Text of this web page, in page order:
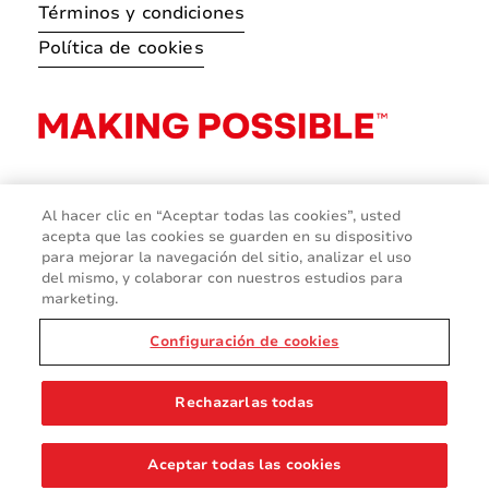
Términos y condiciones
Política de cookies
© 2026 Avery Dennison Corporation
Al hacer clic en “Aceptar todas las cookies”, usted
acepta que las cookies se guarden en su dispositivo
para mejorar la navegación del sitio, analizar el uso
del mismo, y colaborar con nuestros estudios para
marketing.
Configuración de cookies
Rechazarlas todas
Aceptar todas las cookies